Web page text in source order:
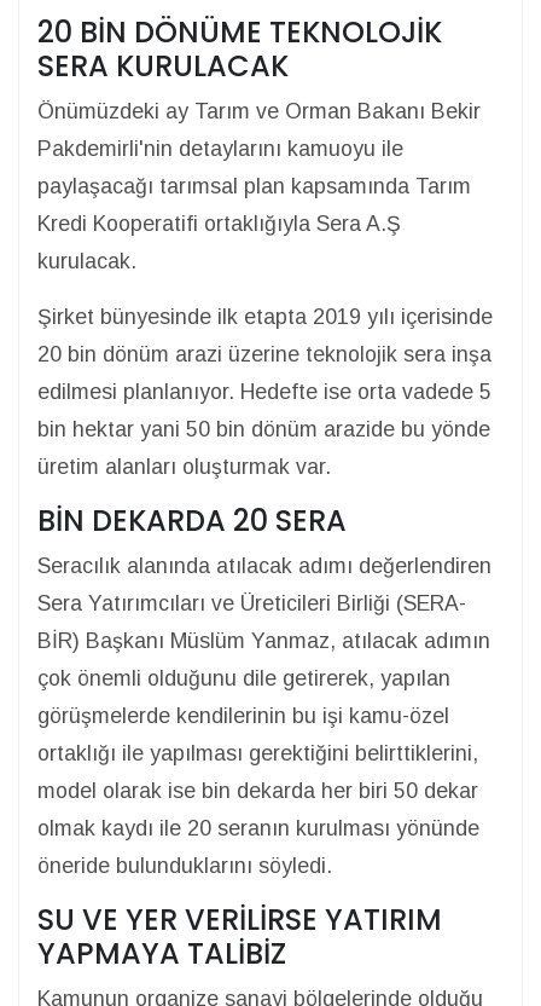
20 BİN DÖNÜME TEKNOLOJİK
SERA KURULACAK
Önümüzdeki ay Tarım ve Orman Bakanı Bekir
Pakdemirli'nin detaylarını kamuoyu ile
paylaşacağı tarımsal plan kapsamında Tarım
Kredi Kooperatifi ortaklığıyla Sera A.Ş
kurulacak.
Şirket bünyesinde ilk etapta 2019 yılı içerisinde
20 bin dönüm arazi üzerine teknolojik sera inşa
edilmesi planlanıyor. Hedefte ise orta vadede 5
bin hektar yani 50 bin dönüm arazide bu yönde
üretim alanları oluşturmak var.
BİN DEKARDA 20 SERA
Seracılık alanında atılacak adımı değerlendiren
Sera Yatırımcıları ve Üreticileri Birliği (SERA-
BİR) Başkanı Müslüm Yanmaz, atılacak adımın
çok önemli olduğunu dile getirerek, yapılan
görüşmelerde kendilerinin bu işi kamu-özel
ortaklığı ile yapılması gerektiğini belirttiklerini,
model olarak ise bin dekarda her biri 50 dekar
olmak kaydı ile 20 seranın kurulması yönünde
öneride bulunduklarını söyledi.
SU VE YER VERİLİRSE YATIRIM
YAPMAYA TALİBİZ
Kamunun organize sanayi bölgelerinde olduğu